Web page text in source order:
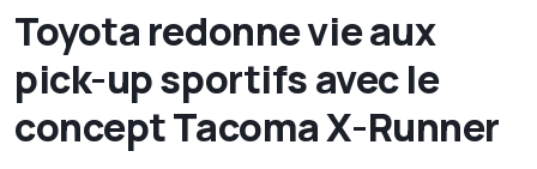
Toyota redonne vie aux
pick-up sportifs avec le
concept Tacoma X-Runner